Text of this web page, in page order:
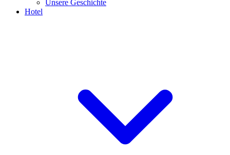
Unsere Geschichte
Hotel